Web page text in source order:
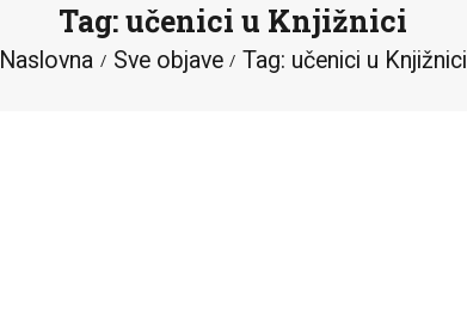
Tag: učenici u Knjižnici
Naslovna Sve objave Tag: učenici u Knjižnici
KATALOG